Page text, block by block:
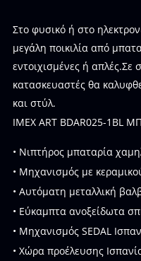
Στο φυσικό ή στο
μεγάλη ποικιλία από
εντοιχισμένες ή
κατασκευαστές θα
και στύλ.
IMEX ART BDAR025-1BL
• Νιπτήρος μπαταρία
• Μηχανισμός με
• Αυτόματη μεταλλική
• Εύκαμπτα ανοξείδωτα
• Μηχανισμός SEDAL
• Χώρα προέλευσης